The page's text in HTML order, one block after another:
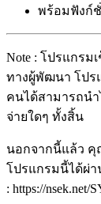
พร้อมฟังก์
Note : โปรแกรม
ทางผู้พัฒนา โปรแ
คนได้สามารถนำ
จ่ายใดๆ ทั้งสิ้น
นอกจากนี้แล้ว
โปรแกรมนี้ได้ผ่า
: https://